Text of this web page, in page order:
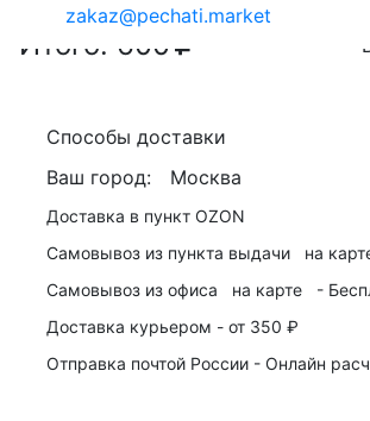
zakaz@pechati.market
Итого: 600
Способы доставки
Ваш город:
Москва
Доставка в пункт OZON
Самовывоз из пункта выдачи
на
Самовывоз из офиса
на карте -
Доставка курьером - от 350 ₽
Отправка почтой России - Онлайн